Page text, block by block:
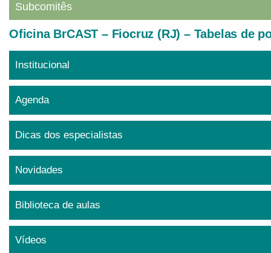
Subcomitês
Oficina BrCAST – Fiocruz (RJ) – Tabelas de
Institucional
Agenda
Dicas dos especialistas
Novidades
Biblioteca de aulas
Vídeos